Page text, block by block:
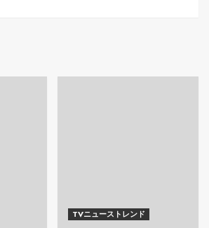
TVニューストレンド